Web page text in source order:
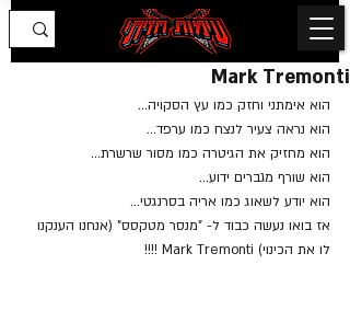
Mark Tremonti
הוא אימתני וחזק כמו עץ הסקויה...
הוא נראה צעיר לנצח כמו ערפד...
הוא מחזיק את הגיטרה כמו מסור שרשרת...
הוא שורף מגברים ידוע...
הוא יודע לשאוג כמו אריה בסרנגטי...
אז בואו נעשה כבוד ל- "מנסר מטקסס" (אנחנו הענקנו
לו את הכינוי) Mark Tremonti !!!!